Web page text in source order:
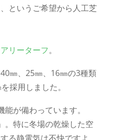
というご希望から人工芝
リーターフ。
㎜、25㎜、16㎜の3種類
採用しました。
が備わっています。
。特に冬場の乾燥した空
る静電気は不快ですよ